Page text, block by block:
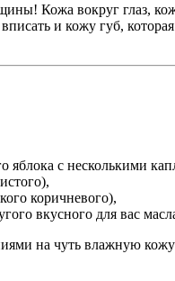
Кожа вокруг глаз,
и кожу губ,
яблока с несколькими
коричневого),
вкусного для вас
на чуть влажную